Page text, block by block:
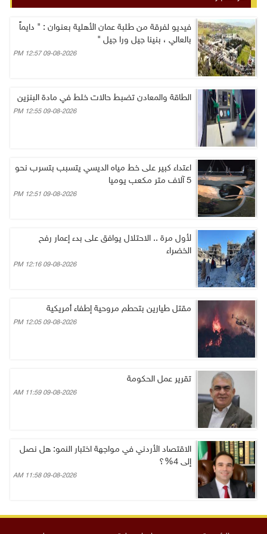
فيديو لفرقة من طلبة عمان الأهلية بعنوان : " دايماً
بالعالي ، بنينا جيل ورا جيل "
09-08-2026 12:57 PM
الطاقة والمعادن تضبط حالات خلط في مادة البنزين
09-08-2026 12:55 PM
اعتداء كبير على خط مياه الديسي يتسبب بتسرب نحو
5 آلاف متر مكعب يوميا
09-08-2026 12:51 PM
لأول مرة .. الاحتلال يوافق على بدء إعمار رفح
الخضراء
09-08-2026 12:16 PM
مقتل طيارين بتحطم مروحية إطفاء أمريكية
09-08-2026 12:05 PM
تقرير عمل الحكومة
09-08-2026 11:59 AM
الاقتصاد الأردني في مواجهة اختبار النمو: هل نصل
إلى 4%؟
09-08-2026 11:58 AM